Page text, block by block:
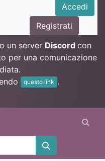
Accedi
Registrati
un server Discord con
per una comunicazione
questo link .